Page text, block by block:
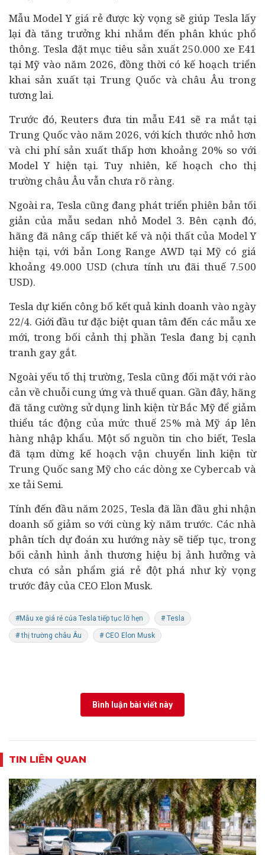
Mẫu Model Y giá rẻ được kỳ vọng sẽ giúp Tesla lấy
lại đà tăng trưởng khi nhắm đến phân khúc phổ
thông. Tesla đặt mục tiêu sản xuất 250.000 xe E41
tại Mỹ vào năm 2026, đồng thời có kế hoạch triển
khai sản xuất tại Trung Quốc và châu Âu trong
tương lai.
Trước đó, Reuters đưa tin mẫu E41 sẽ ra mắt tại
Trung Quốc vào năm 2026, với kích thước nhỏ hơn
và chi phí sản xuất thấp hơn khoảng 20% so với
Model Y hiện tại. Tuy nhiên, kế hoạch cho thị
trường châu Âu vẫn chưa rõ ràng.
Ngoài ra, Tesla cũng đang phát triển phiên bản tối
giản của mẫu sedan nhỏ Model 3. Bên cạnh đó,
hãng đã nâng cấp thiết kế và nội thất của Model Y
hiện tại, với bản Long Range AWD tại Mỹ có giá
khoảng 49.000 USD (chưa tính ưu đãi thuế 7.500
USD).
Tesla dự kiến công bố kết quả kinh doanh vào ngày
22/4. Giớiđầu tưđặc biệt quan tâm đến các mẫu xe
mới, trong bối cảnh thị phần Tesla đang bị cạnh
tranh gay gắt.
Ngoài yếu tố thị trường, Tesla cũng đối mặt với rào
cản về chuỗi cung ứng và thuế quan. Gần đây, hãng
đã tăng cường sử dụng linh kiện từ Bắc Mỹ để giảm
thiểu tác động của mức thuế 25% mà Mỹ áp lên
hàng nhập khẩu. Một số nguồn tin cho biết, Tesla
đã tạm dừng kế hoạch vận chuyển linh kiện từ
Trung Quốc sang Mỹ cho các dòng xe Cybercab và
xe tải Semi.
Tính đến đầu năm 2025, Tesla đã lần đầu ghi nhận
doanh số giảm so với cùng kỳ năm trước. Các nhà
phân tích dự đoán xu hướng này sẽ tiếp tục, trong
bối cảnh hình ảnh thương hiệu bị ảnh hưởng và
chưa có sản phẩm giá rẻ đột phá như kỳ vọng
trước đây của CEO Elon Musk.
#Mẫu xe giá rẻ của Tesla tiếp tục lỡ hẹn # Tesla
# thị trường châu Âu # CEO Elon Musk
Bình luận bài viết này
TIN LIÊN QUAN